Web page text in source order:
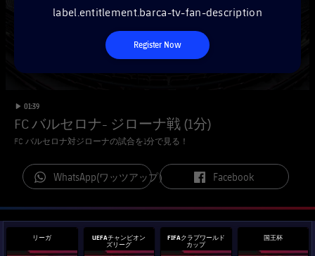
10年毎
監督
Facilities
結果
plusicon
label.aria.plus
スケジュール
チケット
順位表
LABEL.ARIA.PLUS
スケジュール
結果
順位表
PLUSICON
LABEL.ARIA.PLUS
plusicon
label.aria.plus
スケジュール
チケット
PLUSICON
LABEL.ARIA.PLUS
トップチーム
plusicon
label.aria.plus
label.entitlement.barca-tv-fan-description
Register Now
label.duration
Play video
01:39
FC バルセロナ- ジローナ戦 (1分)
FC バルセロナ対ジローナの試合を1分で見る！
label.aria.whatsapp
WhatsApp(ワッツアップ） label.aria.facebook
Facebook
リーガ
UEFAチャンピオン
ズリーグ
FIFAクラブワールド
カップ
国王杯